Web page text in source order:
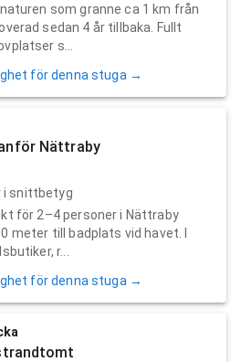
som granne ca 1 km från
sedan 4 år tillbaka. Fullt
s...
för denna stuga →
Nättraby
i snittbetyg
för 2–4 personer i Nättraby
meter till badplats vid havet. I
r...
för denna stuga →